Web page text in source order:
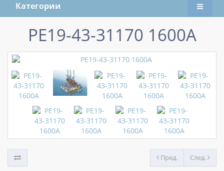
Категории
РЕ19-43-31170 1600А
Пред. След.